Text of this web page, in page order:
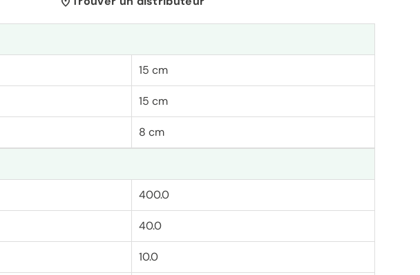
15 cm
15 cm
8 cm
400.0
40.0
10.0